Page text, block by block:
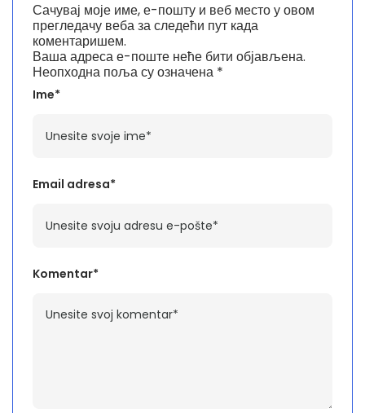
Ваша адреса е-поште неће бити објављена.
Неопходна поља су означена *
Komentar*
Ime*
Email adresa*
Сачувај моје име, е-пошту и веб место у овом
прегледачу веба за следећи пут када
коментаришем.